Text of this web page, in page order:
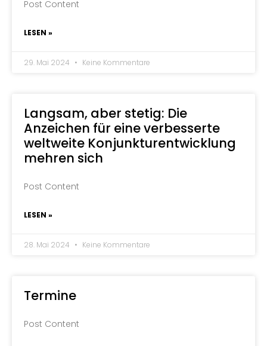
Post Content
LESEN »
29. Mai 2024 Keine Kommentare
Langsam, aber stetig: Die
Anzeichen für eine verbesserte
weltweite Konjunkturentwicklung
mehren sich
Post Content
LESEN »
28. Mai 2024 Keine Kommentare
Termine
Post Content